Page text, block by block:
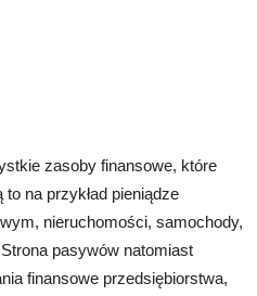
zasoby finansowe, które
na przykład pieniądze
nieruchomości, samochody,
pasywów natomiast
finansowe przedsiębiorstwa,